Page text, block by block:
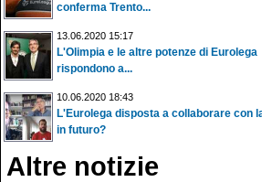
conferma Trento...
13.06.2020 15:17
L'Olimpia e le altre potenze di Eurolega
rispondono a...
10.06.2020 18:43
L'Eurolega disposta a collaborare con
in futuro?
Altre notizie